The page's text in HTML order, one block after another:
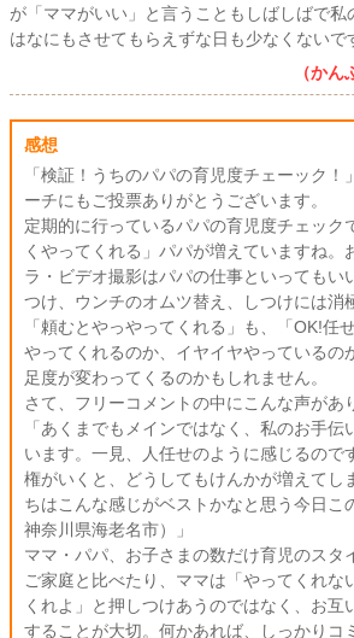
が「ママがいい」と言うこともしばしばで
はなにもさせてもらえずな日も少なくないで
（かん
感想
「検証！うちのパパの育児度チェーック！
ーチにもご投票ありがとうございます。
定期的に行っているパパの育児度チェック
くやってくれる」パパが増えていますね。
ラ・ビデオ撮影はパパの仕事といってもい
つけ、ウンチのオムツ替え、しつけには消
「頼むとやっやってくれる」も、「OK!任
やってくれるのか、イヤイヤやっているの
足度が変わってくるのかもしれません。
さて、フリーコメントの中にこんな声があ
「あくまでもメインではなく、私のお手伝
います。一見、人任せのように感じるので
権がいくと、どうしてもけんかが増えてし
ちはこんな感じがベストかなと思う今日こ
神奈川県海老名市）」
ママ・パパ、お子さまの数だけ育児のスタ
ご家庭と比べたり、ママは「やってくれな
くれよ」と押しつけあうのではなく、お互
することが大切。何かあれば、しっかりコ